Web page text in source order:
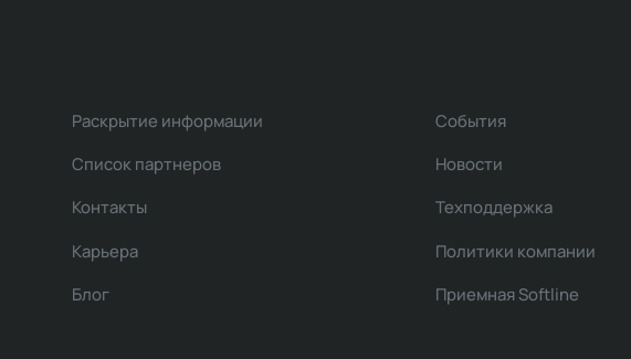
Раскрытие информации
Список партнеров
Контакты
Карьера
Блог
События
Новости
Техподдержка
Политики компании
Приемная Softline